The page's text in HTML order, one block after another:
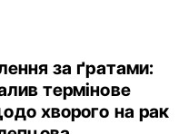
за ґратами:
термінове
хворого на рак